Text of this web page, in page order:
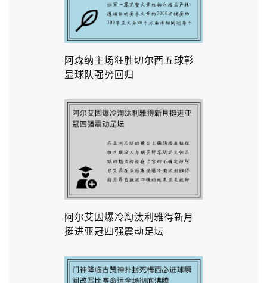
阿森纳主场狂胜切尔西五球彰
显球队强势回归
阿尔艾因爆冷淘汰利雅得新月
挺进亚冠四强震动足坛